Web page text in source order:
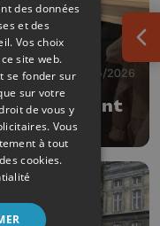
11/05/2026
découvrent
des données
et des
Vos choix
site web.
se fonder sur
sur votre
de vous y
. Vous
à tout
cookies.